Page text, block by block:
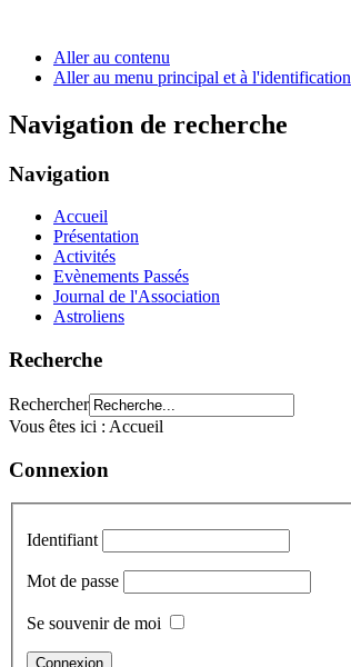
Aller au contenu
Aller au menu principal et à l'identification
Navigation de recherche
Navigation
Accueil
Présentation
Activités
Evènements Passés
Journal de l'Association
Astroliens
Recherche
Rechercher
Vous êtes ici : Accueil
Connexion
Identifiant
Mot de passe
Se souvenir de moi